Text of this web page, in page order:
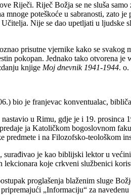
Riječi. Riječ Božja se ne sluša
poteškoće u sabranosti, zato
Nije se dao upetljati u
prisutne vjernike kako se svakog
pokopan. Jednako tako otvorena je
knjige Moj dnevnik 1941-1944. o.
bio je franjevac konventualac,
u Rimu, gdje je i 19. prosinca
ja Katoličkom bogoslovnom
i na Filozofsko-teološkom
je kao biblijski lektor u
koje crkveni službenici
proglašenja blaženim sluge
„Informaciju“ za